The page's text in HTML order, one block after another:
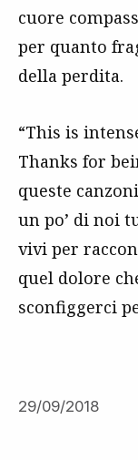
cuore
per quanto
della perdita.
“This is
Thanks for
queste
un po’ di noi
vivi per
quel dolore
sconfiggerci
29/09/2018